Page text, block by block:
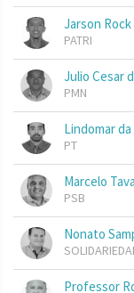
Jarson Rock
PATRI
Julio Cesar
PMN
Lindomar
PT
Marcelo
PSB
Nonato
Professor